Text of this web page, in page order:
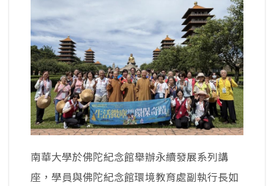
南華大學於佛陀紀念館舉辦永續發展系列講
座，學員與佛陀紀念館環境教育處副執行長如